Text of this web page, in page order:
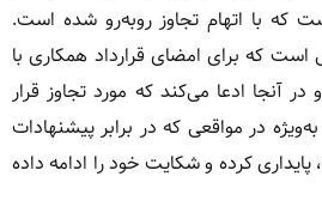
که با اتهام تجاوز روبه‌رو شده است.
است که برای امضای قرارداد همکاری با
آنجا ادعا می‌کند که مورد تجاوز قرار
در مواقعی که در برابر پیشنهادات
پایداری کرده و شکایت خود را ادامه داده